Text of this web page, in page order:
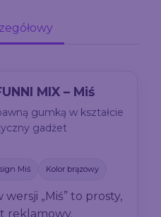
MIX – Miś
gumką w kształcie
gadżet
Miś Kolor brązowy
„Miś” to prosty,
reklamowy.